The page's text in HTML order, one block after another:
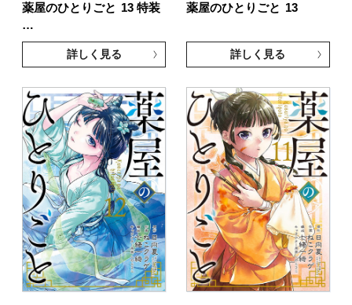
薬屋のひとりごと 13 特装
…
詳しく見る
薬屋のひとりごと 13
詳しく見る